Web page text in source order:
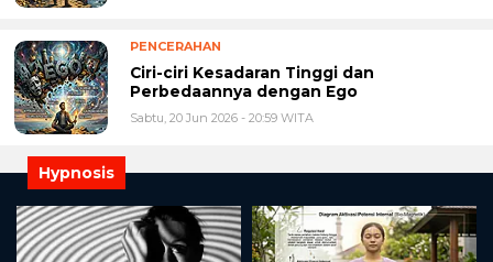
PENCERAHAN
Ciri-ciri Kesadaran Tinggi dan
Perbedaannya dengan Ego
Sabtu, 20 Jun 2026 - 20:59 WITA
Hypnosis